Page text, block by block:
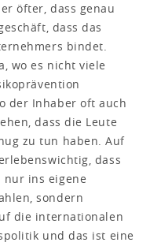
öfter, dass genau
dass das
bindet.
wo es nicht viele
der Inhaber oft auch
dass die Leute
zu tun haben. Auf
dass
nur ins eigene
sondern
die internationalen
und das ist eine